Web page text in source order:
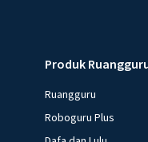
Produk
Ruangguru
Roboguru Plus